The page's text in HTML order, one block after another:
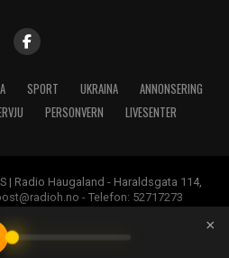
SPORT UKRAINA
ANNONSERING
PERSONVERN LIVESENTER
| Radio Haugaland - Haraldsgata 114,
- Telefon: 52717273
×